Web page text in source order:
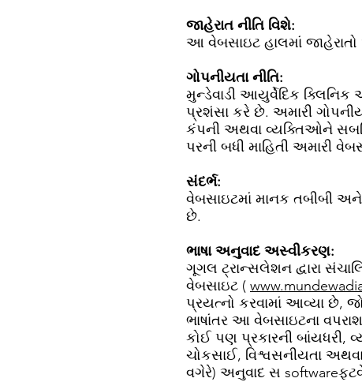
જાહેરાત નીતિ વિશે:
આ વેબસાઇટ હાલમાં
ગોપનીયતા નીતિ:
મુન્ડેવાડી આયુર્વેદિક ક્લિનિક
પ્રશંસા કરે છે. અમારી
કંપની અથવા વ્યક્તિઓને
પરની બધી માહિતી અમારી
સંદર્ભ:
વેબસાઇટમાં માનક તબીબી
છે.
ભાષા અનુવાદ અસ્વીકરણ:
ગૂગલ ટ્રાન્સલેશન દ્વારા
વેબસાઇટ (
પ્રયત્નો કરવામાં આવ્યા છે,
ભાષાંતર આ વેબસાઇટના
કોઈ પણ પ્રકારની બાંયધરી,
ચોકસાઈ, વિશ્વસનીયતા
વગેરે) અનુવાદ સ